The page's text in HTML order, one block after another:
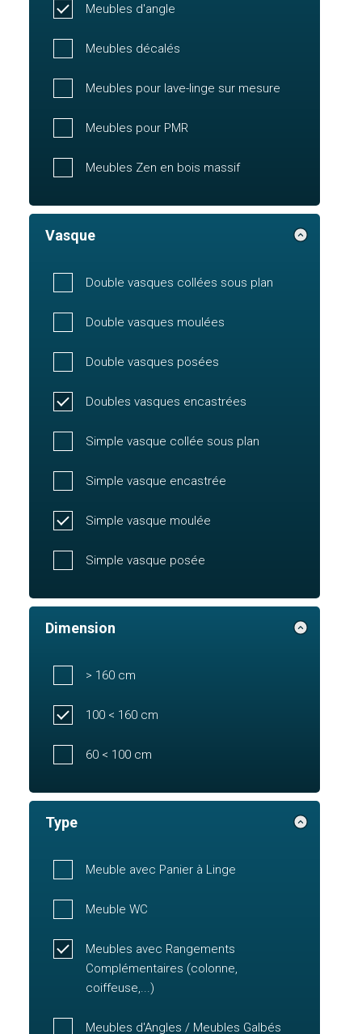
Meubles d'angle
Meubles décalés
Meubles pour lave-linge sur mesure
Meubles pour PMR
Meubles Zen en bois massif
Vasque
Double vasques collées sous plan
Double vasques moulées
Double vasques posées
Doubles vasques encastrées
Simple vasque collée sous plan
Simple vasque encastrée
Simple vasque moulée
Simple vasque posée
Dimension
> 160 cm
100 < 160 cm
60 < 100 cm
Type
Meuble avec Panier à Linge
Meuble WC
Meubles avec Rangements
Complémentaires (colonne,
coiffeuse,...)
Meubles d'Angles / Meubles Galbés